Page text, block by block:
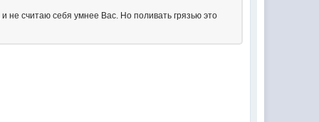
не считаю себя умнее Вас. Но поливать грязью это